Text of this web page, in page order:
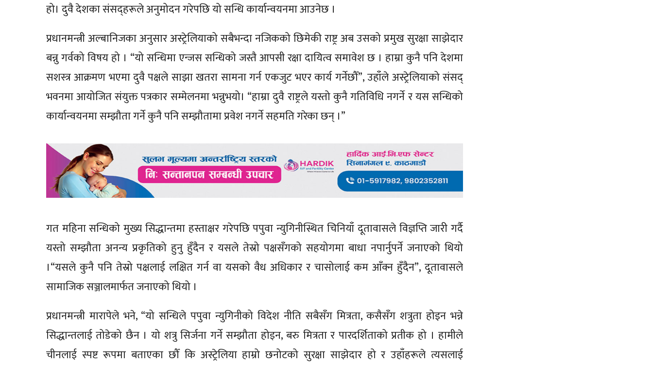
हो। दुवै देशका संसद्हरूले अनुमोदन गरेपछि यो सन्धि कार्यान्वयनमा आउनेछ ।
प्रधानमन्त्री अल्बानिजका अनुसार अस्ट्रेलियाको सबैभन्दा नजिकको छिमेकी राष्ट्र अब उसको प्रमुख सुरक्षा साझेदार
बन्नु गर्वको विषय हो । “यो सन्धिमा एन्जस सन्धिको जस्तै आपसी रक्षा दायित्व समावेश छ । हाम्रा कुनै पनि देशमा
सशस्त्र आक्रमण भएमा दुवै पक्षले साझा खतरा सामना गर्न एकजुट भएर कार्य गर्नेछौँ”, उहाँले अस्ट्रेलियाको संसद्
भवनमा आयोजित संयुक्त पत्रकार सम्मेलनमा भन्नुभयो। “हाम्रा दुवै राष्ट्रले यस्तो कुनै गतिविधि नगर्ने र यस सन्धिको
कार्यान्वयनमा सम्झौता गर्ने कुनै पनि सम्झौतामा प्रवेश नगर्ने सहमति गरेका छन् ।”
गत महिना सन्धिको मुख्य सिद्धान्तमा हस्ताक्षर गरेपछि पपुवा न्युगिनीस्थित चिनियाँ दूतावासले विज्ञप्ति जारी गर्दै
यस्तो सम्झौता अनन्य प्रकृतिको हुनु हुँदैन र यसले तेस्रो पक्षसँगको सहयोगमा बाधा नपार्नुपर्ने जनाएको थियो
।“यसले कुनै पनि तेस्रो पक्षलाई लक्षित गर्न वा यसको वैध अधिकार र चासोलाई कम आँक्न हुँदैन”, दूतावासले
सामाजिक सञ्जालमार्फत जनाएको थियो ।
प्रधानमन्त्री मारापेले भने, “यो सन्धिले पपुवा न्युगिनीको विदेश नीति सबैसँग मित्रता, कसैसँग शत्रुता होइन भन्ने
सिद्धान्तलाई तोडेको छैन । यो शत्रु सिर्जना गर्ने सम्झौता होइन, बरु मित्रता र पारदर्शिताको प्रतीक हो । हामीले
चीनलाई स्पष्ट रूपमा बताएका छौँ कि अस्ट्रेलिया हाम्रो छनोटको सुरक्षा साझेदार हो र उहाँहरूले त्यसलाई